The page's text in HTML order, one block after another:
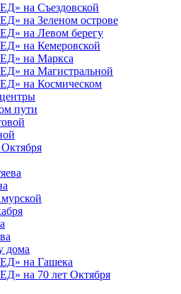
на Съездовской
на Зеленом острове
на Левом берегу
на Кемеровской
на Маркса
на Магистральной
на Космическом
пути
дома
на Гашека
на 70 лет Октября